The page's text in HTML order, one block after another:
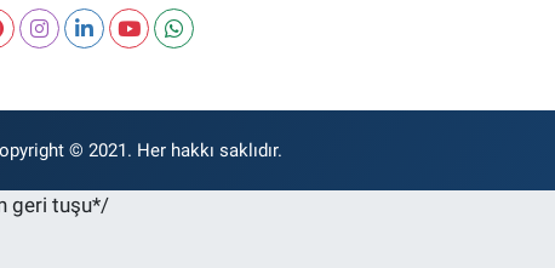
© 2021. Her hakkı saklıdır.
geri tuşu*/